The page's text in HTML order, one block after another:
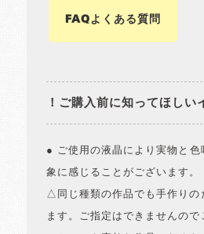
FAQよくある質問
！ご購入前に知ってほしい
● ご使用の液晶により実物と色
象に感じることがございます。
△同じ種類の作品でも手作りの
ます。ご指定はできませんので